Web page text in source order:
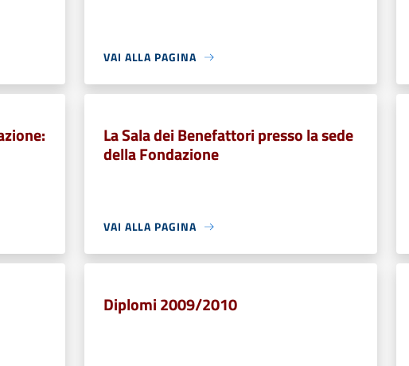
VAI ALLA PAGINA
La Sala dei Benefattori presso la sede
della Fondazione
VAI ALLA PAGINA
Diplomi 2009/2010